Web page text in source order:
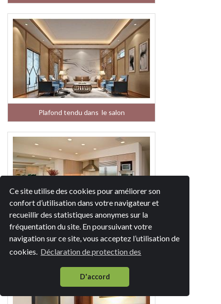
Ce site utilise des cookies pour améliorer son
confort d’utilisation dans votre navigateur et
recueillir des statistiques anonymes sur la
fréquentation du site. En poursuivant votre
navigation sur ce site, vous acceptez l’utilisation de
cookies. Déclaration de protection des
D'accord
Plafond tendu dans le salon
Plafond tendu dans la cuisine